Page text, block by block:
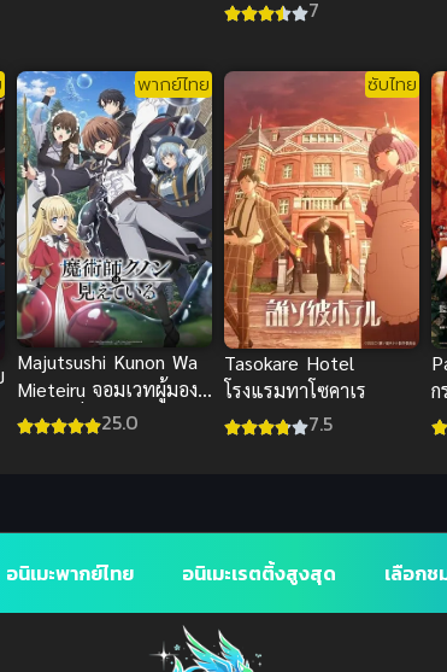
7
พากย์ไทย
Majutsushi Kunon Wa
Mieteiru จอมเวทผู้มอง
เห็นทุกสิ่ง คุนอน ซับไทย
25.0
ซับไทย
Tasokare Hotel
โรงแรมทาโซคาเร
7.5
ก
อนิเมะพากย์ไทย อนิเมะเรตติ้งสูงสุด เลือก